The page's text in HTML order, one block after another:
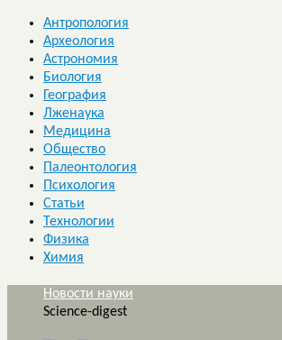
Антропология
Археология
Астрономия
Биология
География
Лженаука
Медицина
Общество
Палеонтология
Психология
Статьи
Технологии
Физика
Химия
Новости науки
Science-digest